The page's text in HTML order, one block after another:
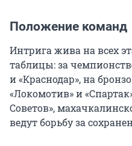
Положение команд
Интрига жива на всех
таблицы: за
и «Краснодар», на
«Локомотив» и
Советов»,
ведут борьбу за